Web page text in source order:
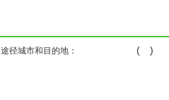
途径城市和目的地： ( )